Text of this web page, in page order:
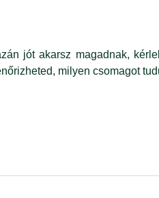
jót akarsz magadnak,
milyen csomagot